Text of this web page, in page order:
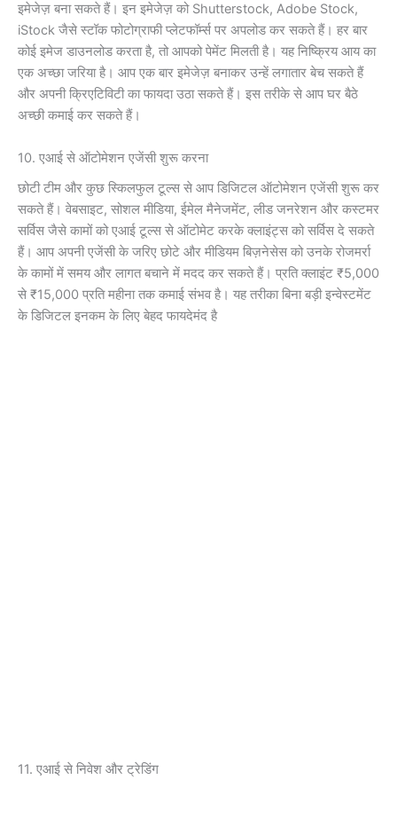
इमेजेज़ बना सकते हैं। इन इमेजेज़ को Shutterstock, Adobe Stock,
iStock जैसे स्टॉक फोटोग्राफी प्लेटफॉर्म्स पर अपलोड कर सकते हैं। हर बार
कोई इमेज डाउनलोड करता है, तो आपको पेमेंट मिलती है। यह निष्क्रिय आय का
एक अच्छा जरिया है। आप एक बार इमेजेज़ बनाकर उन्हें लगातार बेच सकते हैं
और अपनी क्रिएटिविटी का फायदा उठा सकते हैं। इस तरीके से आप घर बैठे
अच्छी कमाई कर सकते हैं।
10. एआई से ऑटोमेशन एजेंसी शुरू करना
छोटी टीम और कुछ स्किलफुल टूल्स से आप डिजिटल ऑटोमेशन एजेंसी शुरू कर
सकते हैं। वेबसाइट, सोशल मीडिया, ईमेल मैनेजमेंट, लीड जनरेशन और कस्टमर
सर्विस जैसे कामों को एआई टूल्स से ऑटोमेट करके क्लाइंट्स को सर्विस दे सकते
हैं। आप अपनी एजेंसी के जरिए छोटे और मीडियम बिज़नेसेस को उनके रोजमर्रा
के कामों में समय और लागत बचाने में मदद कर सकते हैं। प्रति क्लाइंट ₹5,000
से ₹15,000 प्रति महीना तक कमाई संभव है। यह तरीका बिना बड़ी इन्वेस्टमेंट
के डिजिटल इनकम के लिए बेहद फायदेमंद है
11. एआई से निवेश और ट्रेडिंग